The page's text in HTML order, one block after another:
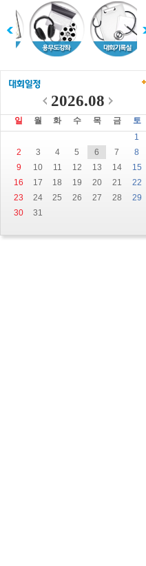
2026.08
일 월 화 수 목 금
토
1
2
3 4 5 6 7
8
9
10 11 12 13 14
15
16
17 18 19 20 21
22
23
24 25 26 27 28
29
30
31